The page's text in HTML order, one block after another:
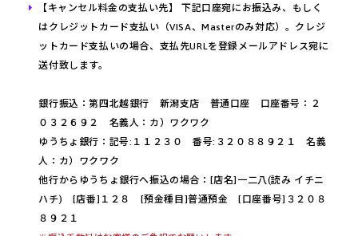
【キャンセル料金の支払い先】 下記口座宛にお振込み、もしく
はクレジットカード支払い（VISA、Masterのみ対応）。クレジ
ットカード支払いの場合、支払先URLを登録メールアドレス宛に
送付致します。
銀行振込：第四北越銀行 新潟支店 普通口座 口座番号：２
０３２６９２ 名義人：カ）ワクワク
ゆうちょ銀行：記号:１１２３０ 番号:３２０８８９２１ 名義
人：カ）ワクワク
他行からゆうちょ銀行へ振込の場合：[店名]一二八(読み イチニ
ハチ) [店番]１２８ [預金種目]普通預金 [口座番号]３２０８
８９２１